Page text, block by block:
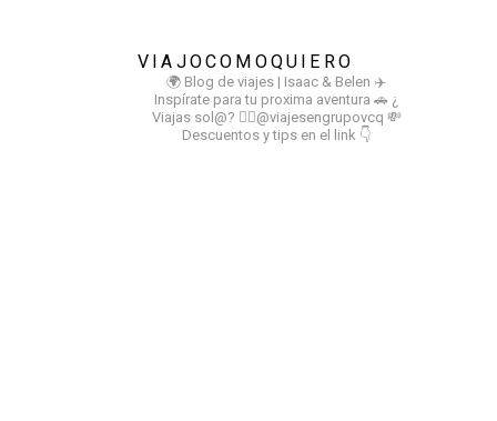
VIAJOCOMOQUIERO
🌍 Blog de viajes | Isaac & Belen ✈️
Inspírate para tu proxima aventura 🚗 ¿
Viajas sol@? 👉🏻@viajesengrupovcq 💸
Descuentos y tips en el link 👇